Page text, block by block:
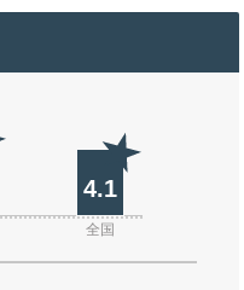
4.1
全国